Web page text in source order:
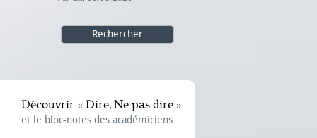
Découvrir « Dire, Ne pas dire »
et le bloc-notes des académiciens